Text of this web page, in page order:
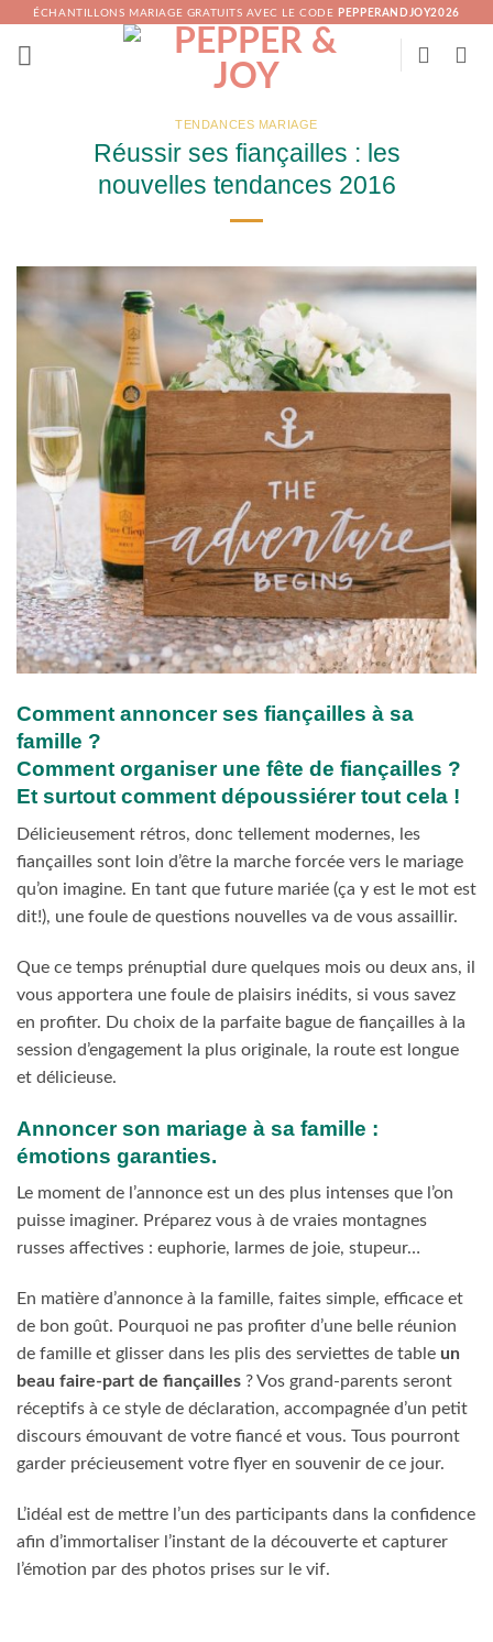
Passer
contenu
ÉCHANTILLONS MARIAGE GRATUITS AVEC LE CODE PEPPERANDJOY2026
TENDANCES MARIAGE
Réussir ses fiançailles : les
nouvelles tendances 2016
Comment annoncer ses fiançailles à sa
famille ?
Comment organiser une fête de fiançailles ?
Et surtout comment dépoussiérer tout cela !
Délicieusement rétros, donc tellement modernes, les
fiançailles sont loin d’être la marche forcée vers le mariage
qu’on imagine. En tant que future mariée (ça y est le mot est
dit!), une foule de questions nouvelles va de vous assaillir.
Que ce temps prénuptial dure quelques mois ou deux ans, il
vous apportera une foule de plaisirs inédits, si vous savez
en profiter. Du choix de la parfaite bague de fiançailles à la
session d’engagement la plus originale, la route est longue
et délicieuse.
Annoncer son mariage à sa famille :
émotions garanties.
Le moment de l’annonce est un des plus intenses que l’on
puisse imaginer. Préparez vous à de vraies montagnes
russes affectives : euphorie, larmes de joie, stupeur…
En matière d’annonce à la famille, faites simple, efficace et
de bon goût. Pourquoi ne pas profiter d’une belle réunion
de famille et glisser dans les plis des serviettes de table un
beau faire-part de fiançailles ? Vos grand-parents seront
réceptifs à ce style de déclaration, accompagnée d’un petit
discours émouvant de votre fiancé et vous. Tous pourront
garder précieusement votre flyer en souvenir de ce jour.
L’idéal est de mettre l’un des participants dans la confidence
afin d’immortaliser l’instant de la découverte et capturer
l’émotion par des photos prises sur le vif.